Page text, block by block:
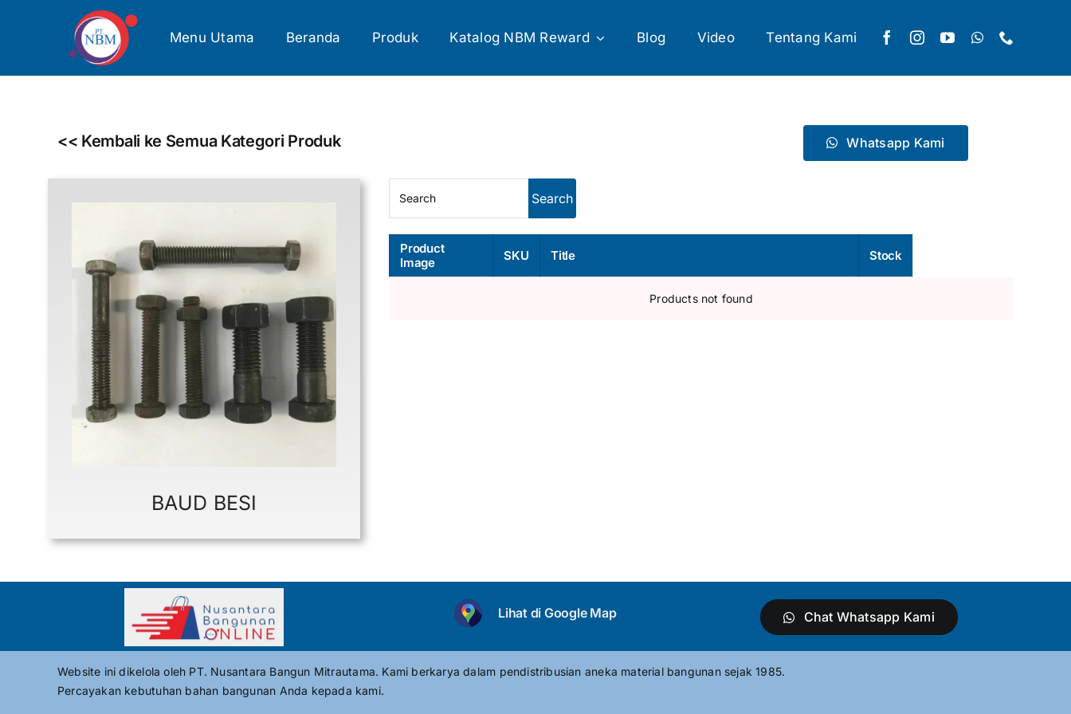
Menu Utama Beranda Produk Katalog NBM Reward Blog Video Tentang Kami
<< Kembali ke Semua Kategori Produk Whatsapp Kami
BAUD BESI
Product
Image
SKU Title Stock
Products not found
Lihat di Google Map Chat Whatsapp Kami
Website ini dikelola oleh PT. Nusantara Bangun Mitrautama. Kami berkarya dalam pendistribusian aneka material bangunan sejak 1985.
Percayakan kebutuhan bahan bangunan Anda kepada kami.